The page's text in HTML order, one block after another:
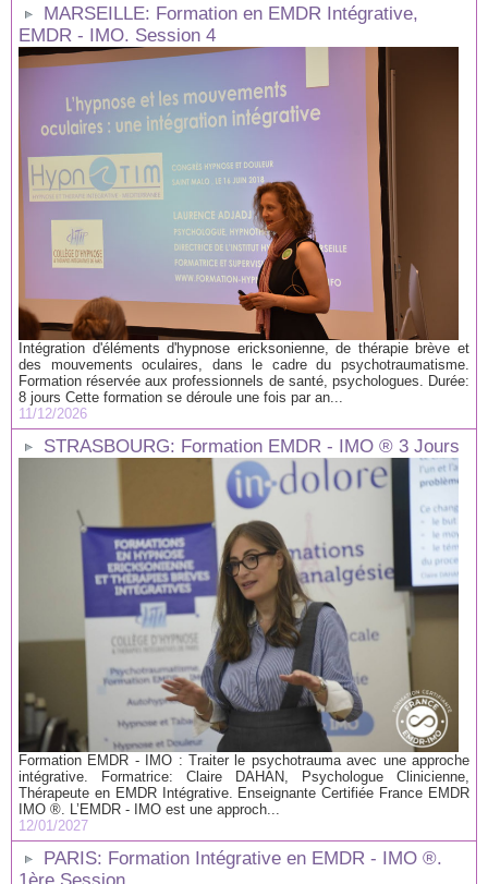
MARSEILLE: Formation en EMDR Intégrative,
EMDR - IMO. Session 4
Intégration d'éléments d'hypnose ericksonienne, de thérapie brève et
des mouvements oculaires, dans le cadre du psychotraumatisme.
Formation réservée aux professionnels de santé, psychologues. Durée:
8 jours Cette formation se déroule une fois par an...
11/12/2026
STRASBOURG: Formation EMDR - IMO ® 3 Jours
Formation EMDR - IMO : Traiter le psychotrauma avec une approche
intégrative. Formatrice: Claire DAHAN, Psychologue Clinicienne,
Thérapeute en EMDR Intégrative. Enseignante Certifiée France EMDR
IMO ®. L’EMDR - IMO est une approch...
12/01/2027
PARIS: Formation Intégrative en EMDR - IMO ®.